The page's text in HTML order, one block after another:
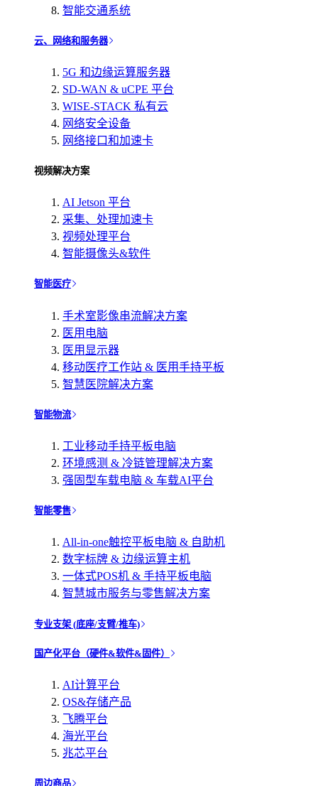
智能交通系统
云、网络和服务器
5G 和边缘运算服务器
SD-WAN & uCPE 平台
WISE-STACK 私有云
网络安全设备
网络接口和加速卡
视频解决方案
AI Jetson 平台
采集、处理加速卡
视频处理平台
智能摄像头&软件
智能医疗
手术室影像串流解决方案
医用电脑
医用显示器
移动医疗工作站 & 医用手持平板
智慧医院解决方案
智能物流
工业移动手持平板电脑
环境感测 & 冷链管理解决方案
强固型车载电脑 & 车载AI平台
智能零售
All-in-one触控平板电脑 & 自助机
数字标牌 & 边缘运算主机
一体式POS机 & 手持平板电脑
智慧城市服务与零售解决方案
专业支架 (底座/支臂/推车)
国产化平台（硬件&软件&固件）
AI计算平台
OS&存储产品
飞腾平台
海光平台
兆芯平台
周边商品